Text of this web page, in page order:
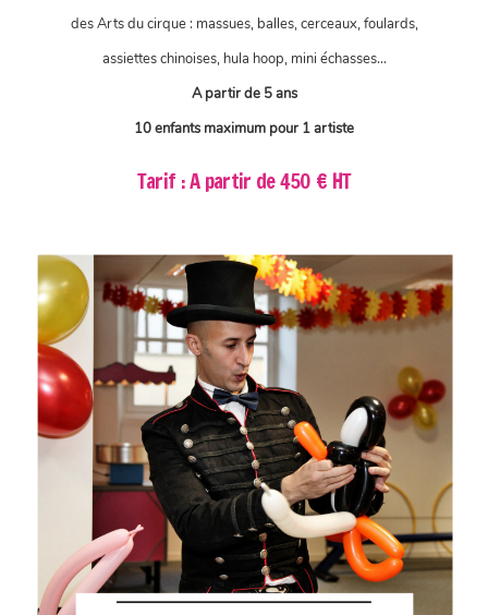
des Arts du cirque : massues, balles, cerceaux, foulards,
assiettes chinoises, hula hoop, mini échasses…
A partir de 5 ans
10 enfants maximum pour 1 artiste
Tarif : A partir de 450 € HT